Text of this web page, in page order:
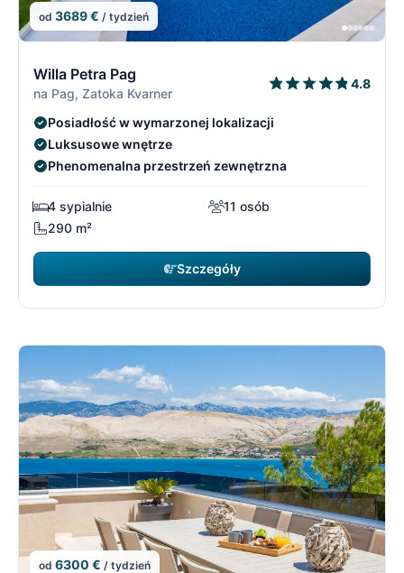
od 3689 € / tydzień
Willa Petra Pag
na Pag, Zatoka Kvarner
4.8
Posiadłość w wymarzonej lokalizacji
Luksusowe wnętrze
Phenomenalna przestrzeń zewnętrzna
4 sypialnie
11 osób
290 m²
Szczegóły
od 6300 € / tydzień